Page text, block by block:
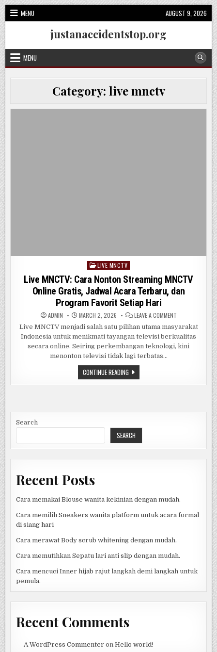
Skip
to
content
MENU AUGUST 9, 2026
justanaccidentstop.org
MENU
Category: live mnctv
Posted
LIVE MNCTV
Live MNCTV: Cara Nonton Streaming MNCTV
Online Gratis, Jadwal Acara Terbaru, dan
Program Favorit Setiap Hari
ADMIN MARCH 2, 2026 LEAVE A COMMENTON
MNCTV:
CARA
NONTON
STREAMING
MNCTV
DAN
Live MNCTV menjadi salah satu pilihan utama masyarakat
Indonesia untuk menikmati tayangan televisi berkualitas
secara online. Seiring perkembangan teknologi, kini
menonton televisi tidak lagi terbatas…
CONTINUE READINGLIVE
MNCTV:
CARA
GRATIS,
ACARA
TERBARU,
DAN
PROGRAM
SETIAP
Search
SEARCH
Recent Posts
Cara memakai Blouse wanita kekinian dengan mudah.
Cara memilih Sneakers wanita platform untuk acara formal
di siang hari
Cara merawat Body scrub whitening dengan mudah.
Cara memutihkan Sepatu lari anti slip dengan mudah.
Cara mencuci Inner hijab rajut langkah demi langkah untuk
pemula.
Recent Comments
A WordPress Commenter on Hello world!